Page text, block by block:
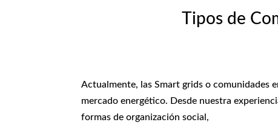
Tipos de
Actualmente, las Smart grids o comunidades
mercado energético. Desde nuestra
formas de organización social,